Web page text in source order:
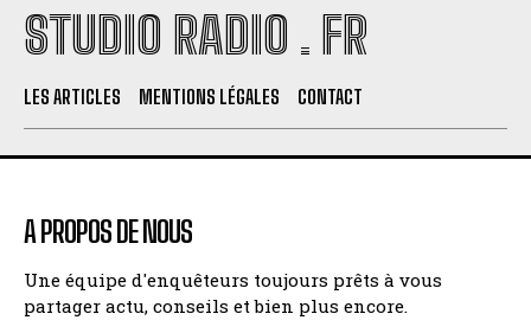
STUDIO RADIO . FR
LES ARTICLES MENTIONS LÉGALES CONTACT
A PROPOS DE NOUS
Une équipe d'enquêteurs toujours prêts à vous
partager actu, conseils et bien plus encore.